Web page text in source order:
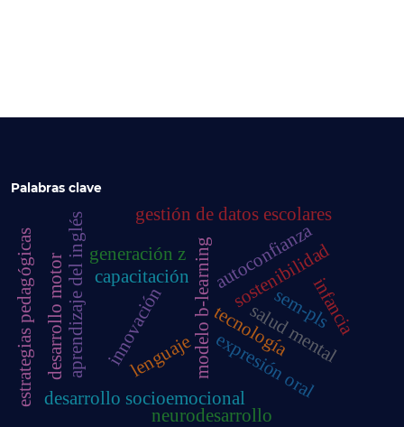
Palabras clave
modelo b-learningtecnología
capacitación
innovación
desarrollo socioemocional
aprendizaje del inglés expresión oral
autoconfianza
estrategias pedagógicasdesarrollo motor
neurodesarrollo
gestión de datos escolares
salud mental
sostenibilidad
generación z
sem-pls
infancia
lenguaje